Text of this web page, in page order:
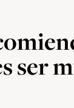
ser